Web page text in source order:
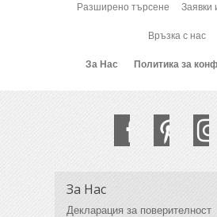
Разширено търсене Заявки
Връзка с нас
За Нас Политика за
За Нас
Декларация за поверителност